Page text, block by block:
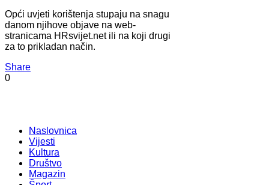
Opći uvjeti korištenja stupaju na snagu
danom njihove objave na web-
stranicama HRsvijet.net ili na koji drugi
za to prikladan način.
Share
0
Naslovnica
Vijesti
Kultura
Društvo
Magazin